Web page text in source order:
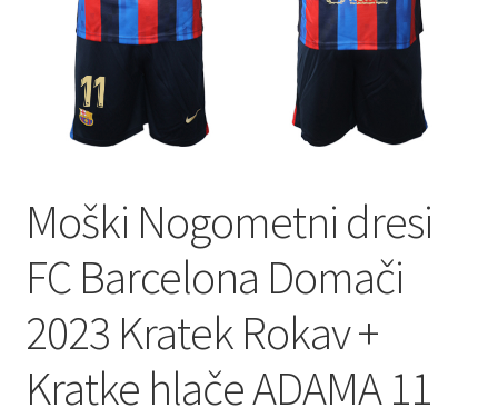
Moški Nogometni dresi
FC Barcelona Domači
2023 Kratek Rokav +
Kratke hlače ADAMA 11